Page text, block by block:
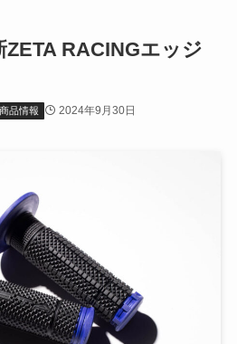
RACINGエッジ
品情報 2024年9月30日